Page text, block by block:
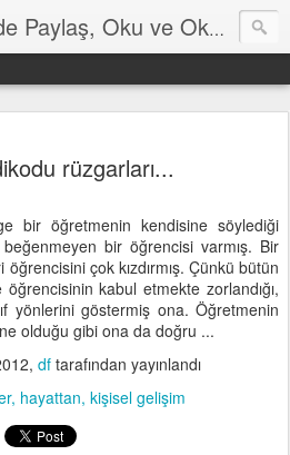
Beğendiysen Sen de Paylaş, Oku ve Okut
rüzgarları...
bir öğretmenin kendisine söylediği
bir öğrencisi varmış. Bir
çok kızdırmış. Çünkü bütün
öğrencisinin kabul etmekte zorlandığı,
yönlerini göstermiş ona. Öğretmenin
olduğu gibi ona da doğru ...
, df tarafından yayınlandı
hayattan kişisel gelişim